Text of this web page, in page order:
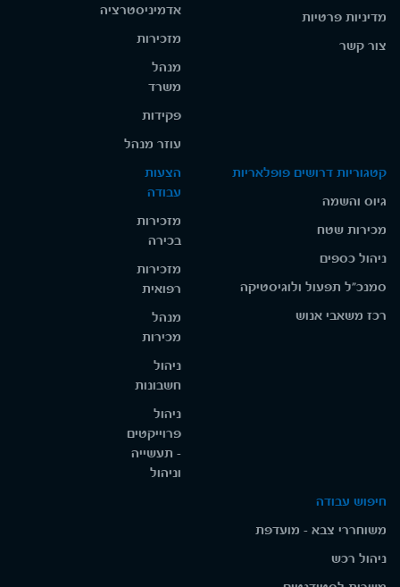
מדיניות פרטיות
צור קשר
אדמיניסטרציה
מזכירות
מנהל
משרד
פקידות
עוזר מנהל
קטגוריות דרושים פופלאריות
גיוס והשמה
מכירות שטח
ניהול כספים
סמנכ"ל תפעול ולוגיסטיקה
רכז משאבי אנוש
הצעות
עבודה
מזכירות
בכירה
מזכירות
רפואית
מנהל
מכירות
ניהול
חשבונות
ניהול
פרוייקטים
- תעשייה
וניהול
חיפוש עבודה
משוחררי צבא - מועדפת
ניהול רכש